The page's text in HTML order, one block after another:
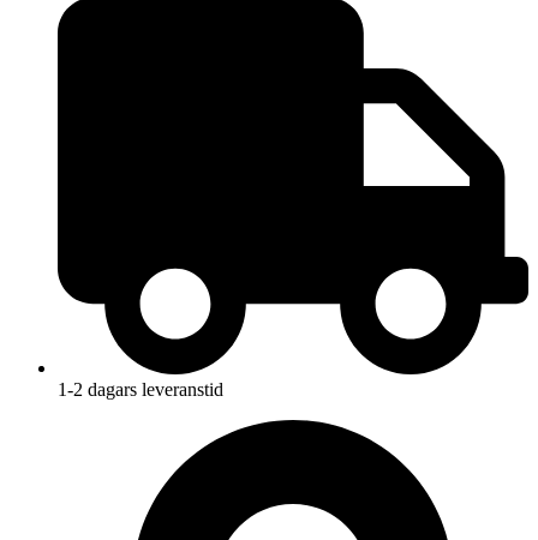
1-2 dagars leveranstid